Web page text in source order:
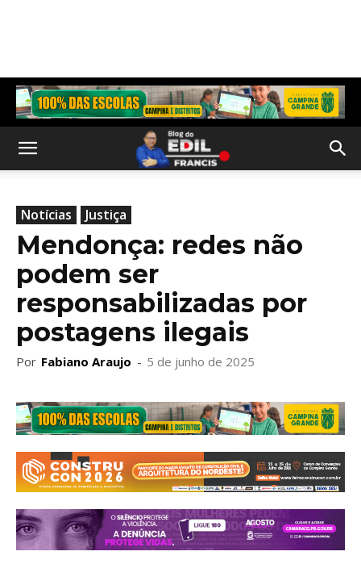
Notícias Justiça
Mendonça: redes não
podem ser
responsabilizadas por
postagens ilegais
Por Fabiano Araujo - 5 de junho de 2025